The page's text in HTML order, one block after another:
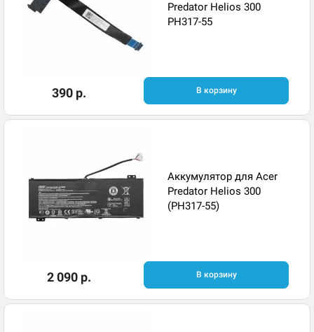
Predator Helios 300
PH317-55
390 р. В корзину
Аккумулятор для Acer
Predator Helios 300
(PH317-55)
2 090 р. В корзину